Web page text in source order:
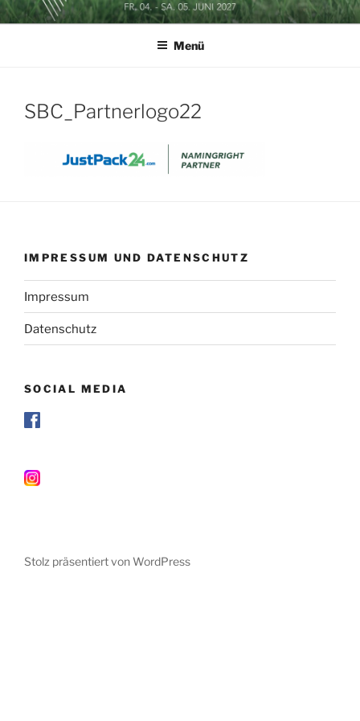
Zum
InhaltSOCCERGOLF BUSINESSCUP
Menü
SBC_Partnerlogo22
IMPRESSUM UND DATENSCHUTZ
Impressum
Datenschutz
SOCIAL MEDIA
Stolz präsentiert von WordPress